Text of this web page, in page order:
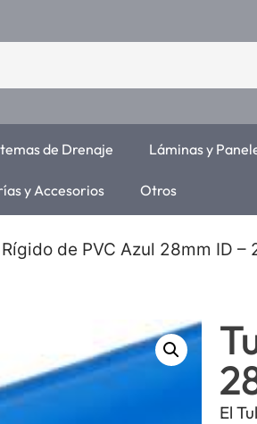
de Drenaje Láminas y
y Accesorios Otros
de PVC Azul 28mm ID –
El